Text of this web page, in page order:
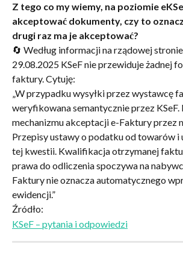
Z tego co my wiemy, na poziomie
akceptować dokumenty, czy to
drugi raz ma je akceptować?
🔄 Według informacji na rządowej
29.08.2025 KSeF nie przewiduje żadnej
faktury. Cytuję:
„W przypadku wysyłki przez wystawcę
weryfikowana semantycznie przez KSeF.
mechanizmu akceptacji e-Faktury przez
Przepisy ustawy o podatku od towarów i
tej kwestii. Kwalifikacja otrzymanej
prawa do odliczenia spoczywa na
Faktury nie oznacza automatycznego
ewidencji.”
Źródło:
KSeF – pytania i odpowiedzi